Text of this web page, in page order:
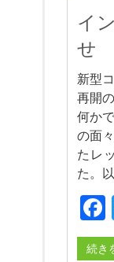
イ
せ
新型
再開
何か
の面
たレ
た。
続き